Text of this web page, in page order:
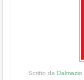
Scritto da Dalmazio